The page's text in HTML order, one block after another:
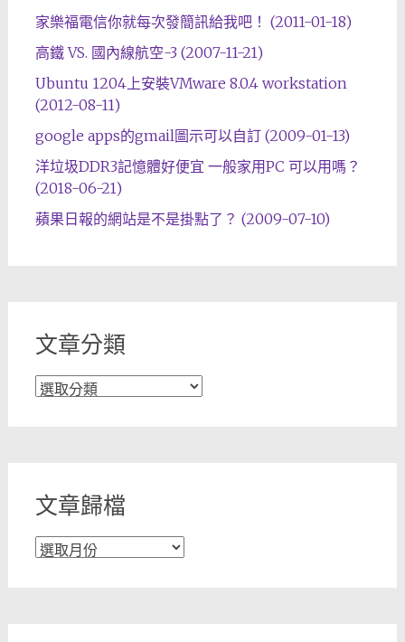
家樂福電信你就每次發簡訊給我吧！ (2011-01-18)
高鐵 VS. 國內線航空-3 (2007-11-21)
Ubuntu 1204上安裝VMware 8.0.4 workstation
(2012-08-11)
google apps的gmail圖示可以自訂 (2009-01-13)
洋垃圾DDR3記憶體好便宜 一般家用PC 可以用嗎？
(2018-06-21)
蘋果日報的網站是不是掛點了？ (2009-07-10)
文章分類
文
文章歸檔
文